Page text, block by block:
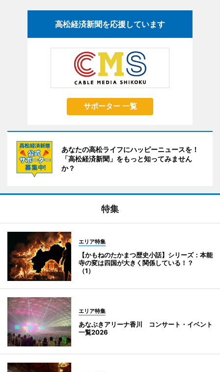
高松経済新聞を応援しています
サポーター 一覧
あなたの高松ライフにハッピーニュースを！
「高松経済新聞」をもっと知ってみません
か？
特集
エリア特集
【かもねのたかまつ歴史小話】シリーズ：本能
寺の変は四国が大きく関係している！？
（1）
エリア特集
あなぶきアリーナ香川 コンサート・イベント
一覧2026